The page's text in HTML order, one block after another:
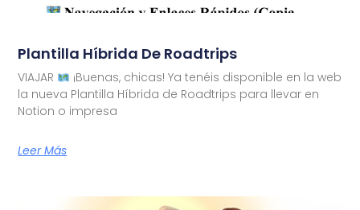
Plantilla Híbrida De Roadtrips
VIAJAR
¡Buenas, chicas! Ya tenéis disponible en la web
la nueva Plantilla Híbrida de Roadtrips para llevar en
Notion o impresa
Leer Más